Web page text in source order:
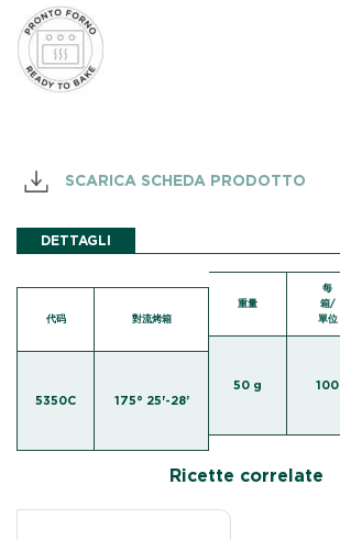
SCARICA SCHEDA PRODOTTO
DETTAGLI
代码 對流烤箱
5350C 175° 25'-28’
重量
每
箱/
單位
50 g 100
Ricette correlate